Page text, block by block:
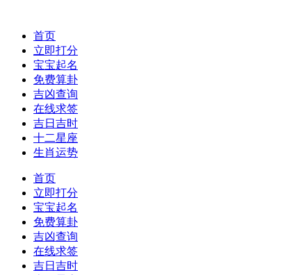
首页
立即打分
宝宝起名
免费算卦
吉凶查询
在线求签
吉日吉时
十二星座
生肖运势
首页
立即打分
宝宝起名
免费算卦
吉凶查询
在线求签
吉日吉时